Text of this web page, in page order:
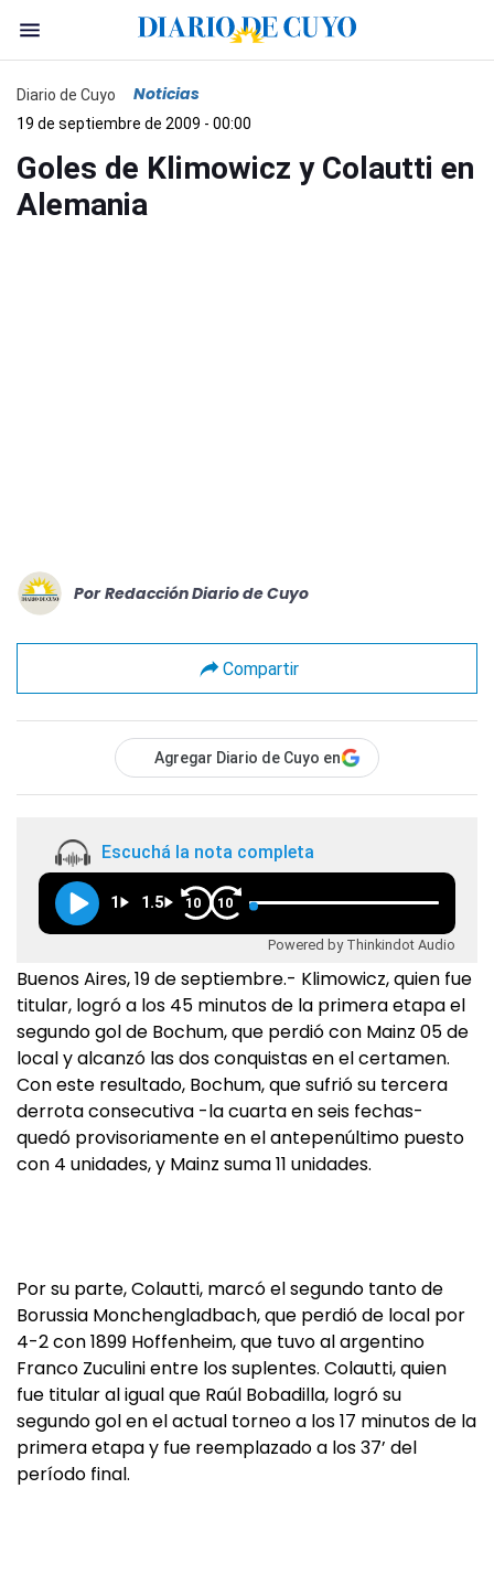
Diario de Cuyo Noticias
19 de septiembre de 2009 - 00:00
Goles de Klimowicz y Colautti en
Alemania
Por Redacción Diario de Cuyo
Compartir
Agregar Diario de Cuyo en
Escuchá la nota completa
1 1.5 10 10
Powered by Thinkindot Audio
Buenos Aires, 19 de septiembre.- Klimowicz, quien fue
titular, logró a los 45 minutos de la primera etapa el
segundo gol de Bochum, que perdió con Mainz 05 de
local y alcanzó las dos conquistas en el certamen.
Con este resultado, Bochum, que sufrió su tercera
derrota consecutiva -la cuarta en seis fechas-
quedó provisoriamente en el antepenúltimo puesto
con 4 unidades, y Mainz suma 11 unidades.
Por su parte, Colautti, marcó el segundo tanto de
Borussia Monchengladbach, que perdió de local por
4-2 con 1899 Hoffenheim, que tuvo al argentino
Franco Zuculini entre los suplentes. Colautti, quien
fue titular al igual que Raúl Bobadilla, logró su
segundo gol en el actual torneo a los 17 minutos de la
primera etapa y fue reemplazado a los 37’ del
período final.